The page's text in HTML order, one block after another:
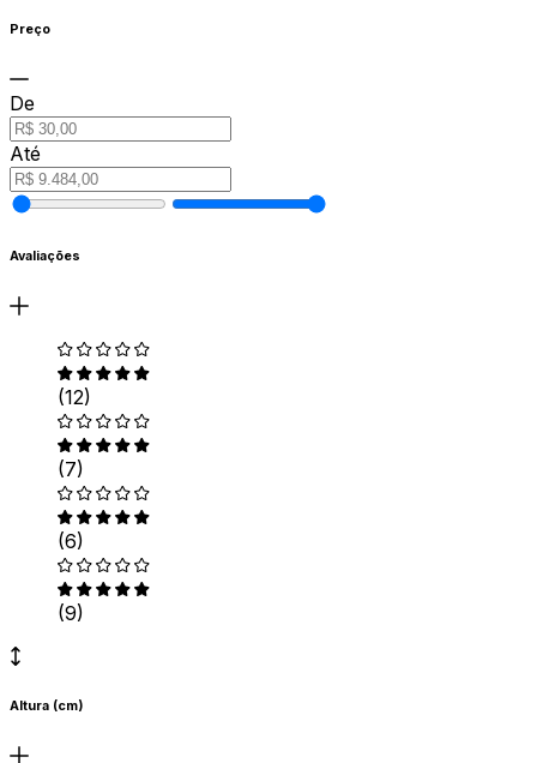
Preço
De
Até
Avaliações
(12)
(7)
(6)
(9)
Altura (cm)